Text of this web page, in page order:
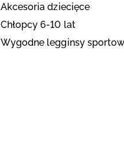
Akcesoria dziecięce
Chłopcy 6-10 lat
Wygodne legginsy